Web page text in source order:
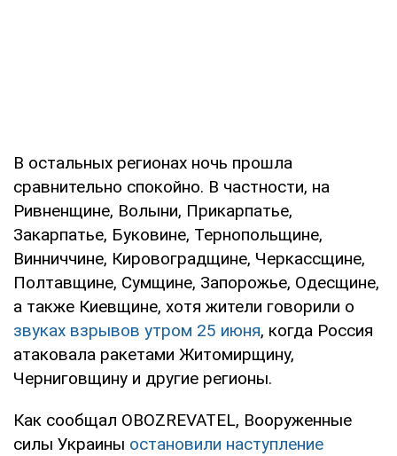
В остальных регионах ночь прошла
сравнительно спокойно. В частности, на
Ривненщине, Волыни, Прикарпатье,
Закарпатье, Буковине, Тернопольщине,
Винниччине, Кировоградщине, Черкассщине,
Полтавщине, Сумщине, Запорожье, Одесщине,
а также Киевщине, хотя жители говорили о
звуках взрывов утром 25 июня, когда Россия
атаковала ракетами Житомирщину,
Черниговщину и другие регионы.
Как сообщал OBOZREVATEL, Вооруженные
силы Украины остановили наступление